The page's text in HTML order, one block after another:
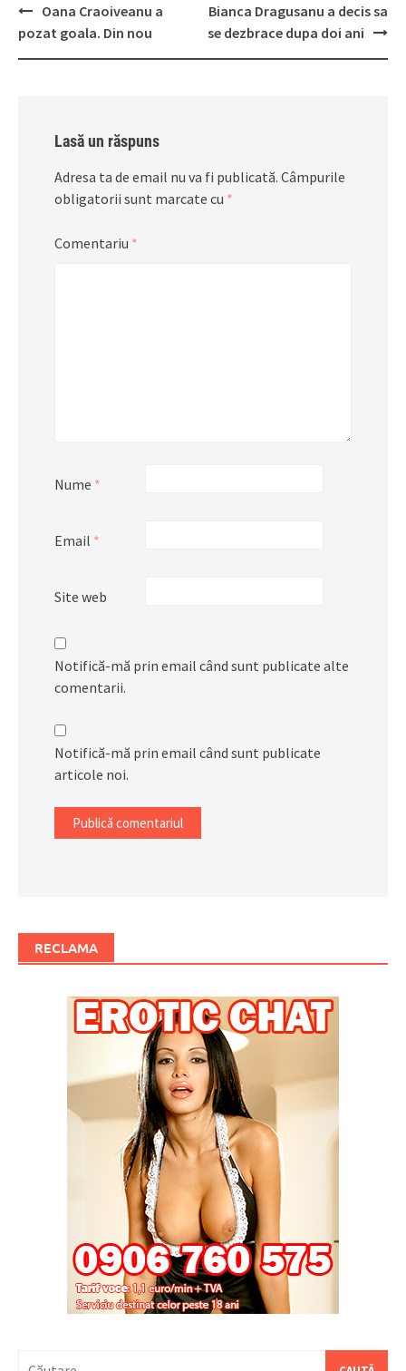
Post
navigation
Oana Craoiveanu a
pozat goala. Din nou
Bianca Dragusanu a decis sa
se dezbrace dupa doi ani
Lasă un răspuns
Adresa ta de email nu va fi publicată. Câmpurile
obligatorii sunt marcate cu *
Comentariu *
Nume *
Email *
Site web
Notifică-mă prin email când sunt publicate alte
comentarii.
Notifică-mă prin email când sunt publicate
articole noi.
RECLAMA